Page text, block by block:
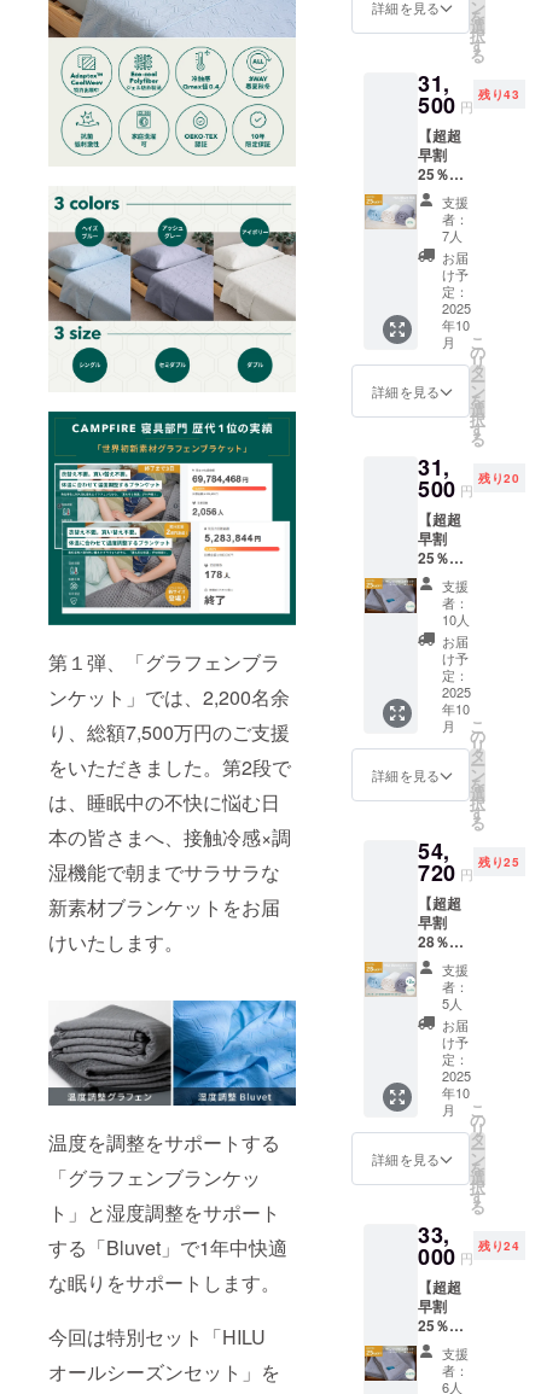
第１弾、「グラフェンブラ
ンケット」では、2,200名余
り、総額7,500万円のご支援
をいただきました。第2段で
は、睡眠中の不快に悩む日
本の皆さまへ、接触冷感×調
湿機能で朝までサラサラな
新素材ブランケットをお届
けいたします。
温度を調整をサポートする
「グラフェンブランケッ
ト」と湿度調整をサポート
する「Bluvet」で1年中快適
な眠りをサポートします。
今回は特別セット「HILU
オールシーズンセット」を
は、税
みの価
格と
なって
おりま
す
つきま
国一律
送料込
みの価
格と
なって
おりま
す
ださ
い。
イズブ
ルー、
アッ
シュグ
レー、
アイボ
リー ※
一般販
売予定
価格
40,000
円の
25％OF
F ※記載
の販売
価格に
つきま
国一律
送料込
みの価
格と
なって
おりま
す
詳細を見る ン
を
選
択
す
る
31,
500 円
残り43
【超超
早割
25％OF
F｜
HILU
Bluvet
単品 ダ
ブル】
・HILU
Bluvet
：1枚
色をお
選びく
ださ
い。
色：ヘ
ルー、
アッ
シュグ
レー、
アイボ
リー ※
一般販
売予定
価格
42,000
円の
25％OF
F ※記載
の販売
価格に
つきま
して
送料込
みの価
格と
なって
おりま
す
支援
者：
7人
お届
け予
定：
2025
年10
月
詳細を見る
こ
の
リ
タ
ー
ン
を
選
択
す
る
31,
500 円
残り20
【超超
早割
25％OF
F｜
HILU
Bluvet
2点
セット
シング
ル】 ・
HILU
Bluvet
：1枚
(シング
ル） ・
枕カ
枚 色を
お選び
くださ
い。
色：ヘ
イズブ
ルー、
アッ
シュグ
レー、
アイボ
リー ※
一般販
売予定
価格
42,000
円の
価格に
つきま
して
は、税
込・全
国一律
送料込
みの価
格と
支援
者：
10人
お届
け予
定：
2025
年10
月
詳細を見る
こ
の
リ
タ
ー
ン
を
選
択
す
る
54,
720 円
残り25
【超超
早割
28％OF
F｜
HILU
Bluvet
2枚セッ
ト シン
グル】
・HILU
Bluvet
：2枚
色をお
選びく
ださ
い。
イズブ
ルー、
アッ
シュグ
レー、
アイボ
リー ※
一般販
売予定
支援
者：
5人
お届
け予
定：
2025
年10
月
詳細を見る
こ
の
リ
タ
ー
ン
を
選
択
す
る
33,
000 円
残り24
【超超
早割
25％OF
F｜
HILU
Bluvet
支援
者：
6人